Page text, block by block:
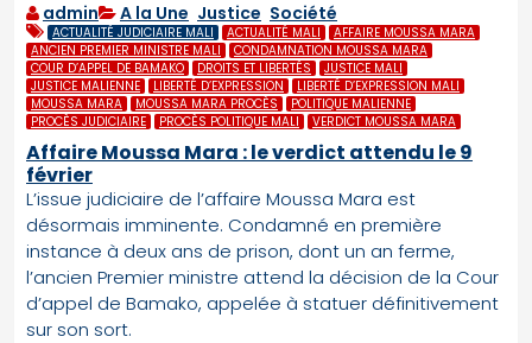
admin A la Une Justice Société
ACTUALITÉ JUDICIAIRE MALI ACTUALITÉ MALI
AFFAIRE MOUSSA MARA
ANCIEN PREMIER MINISTRE MALI
CONDAMNATION MOUSSA MARA
COUR D’APPEL DE BAMAKO
DROITS ET LIBERTÉS
JUSTICE MALI
JUSTICE MALIENNE
LIBERTÉ D’EXPRESSION
LIBERTÉ D’EXPRESSION MALI
MOUSSA MARA
MOUSSA MARA PROCÈS
POLITIQUE MALIENNE
PROCÈS JUDICIAIRE
PROCÈS POLITIQUE MALI VERDICT MOUSSA MARA
Affaire Moussa Mara : le verdict attendu le 9
février
L’issue judiciaire de l’affaire Moussa Mara est
désormais imminente. Condamné en première
instance à deux ans de prison, dont un an ferme,
l’ancien Premier ministre attend la décision de la Cour
d’appel de Bamako, appelée à statuer définitivement
sur son sort.